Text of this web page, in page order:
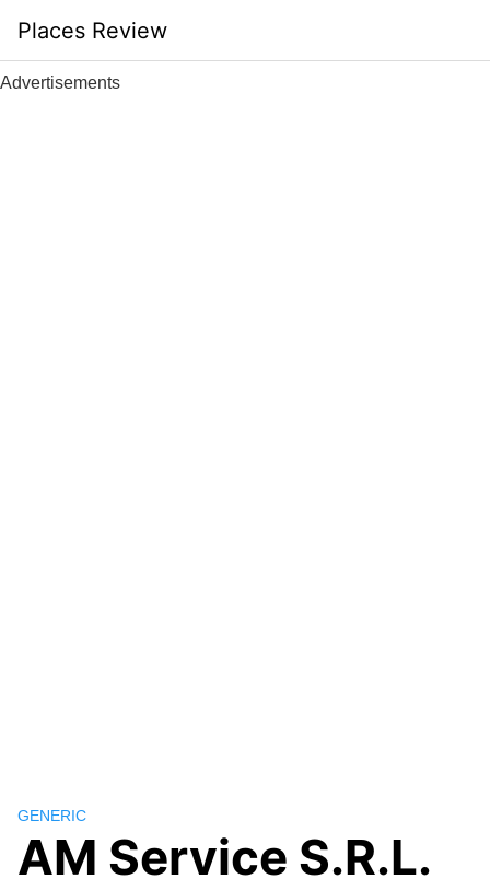
content
Places Review
Advertisements
GENERIC
AM Service S.R.L.